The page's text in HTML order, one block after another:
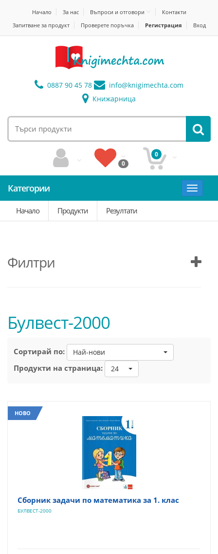
Начало За нас Въпроси и отговори
Контакти
Запитване за продукт
Проверете поръчка Регистрация Вход
0887 90 45 78 info@knigimechta.com
Книжарница
0
0
Категории
Toggle
Начало
Продукти Резултати
Филтри
Булвест-2000
Сортирай по: Най-нови
Продукти на страница: 24
НОВО
Сборник задачи по математика за 1. клас
БУЛВЕСТ-2000